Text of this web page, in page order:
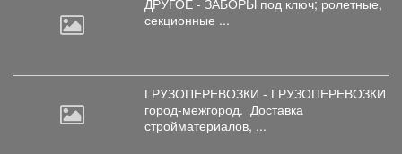
секционные ...
ГРУЗОПЕРЕВОЗКИ - ГРУЗОПЕРЕВОЗКИ
город-межгород. Доставка
стройматериалов, ...